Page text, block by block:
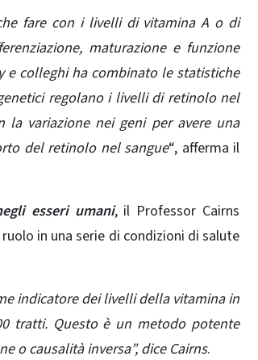
fare con i livelli di vitamina A o di
maturazione e funzione
e colleghi ha combinato le statistiche
regolano i livelli di retinolo nel
variazione nei geni per avere una
del retinolo nel sangue“, afferma il
esseri umani, il Professor Cairns
in una serie di condizioni di salute
indicatore dei livelli della vitamina in
tratti. Questo è un metodo potente
o causalità inversa”, dice Cairns.